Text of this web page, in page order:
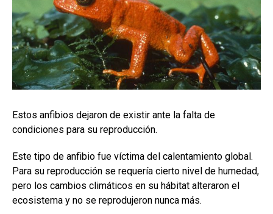
Estos anfibios dejaron de existir ante la falta de
condiciones para su reproducción.
Este tipo de anfibio fue víctima del calentamiento global.
Para su reproducción se requería cierto nivel de humedad,
pero los cambios climáticos en su hábitat alteraron el
ecosistema y no se reprodujeron nunca más.